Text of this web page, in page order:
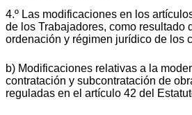
4.º Las modificaciones en los
de los Trabajadores, como resultado
ordenación y régimen jurídico de los
b) Modificaciones relativas a la
contratación y subcontratación de
reguladas en el artículo 42 del